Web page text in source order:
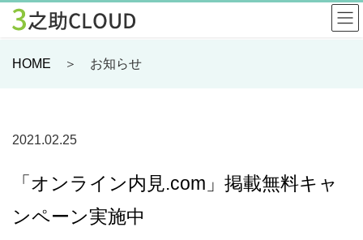
HOME ＞ お知らせ
2021.02.25
「オンライン内見.com」掲載無料キャ
ンペーン実施中